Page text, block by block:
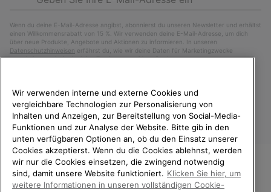
Wenn du deine E-Mail-Adresse angibst, abonnierst du unseren Newsletter und erhältst
einen Willkommensrabatt von 15 %. Wir verwenden deine E-Mail-Adresse, um dich
über neue Produkte, Angebote und Aktionen zu informieren. In unseren
Datenschutzhinweisen erfährst du, wie wir deine Daten für Marketingzwecke
verarbeiten und wie du deine Zustimmung widerrufen kannst.
Österreich
WILLKOMMEN BEI SOREL.
Wir verwenden interne und externe Cookies und
vergleichbare Technologien zur Personalisierung von
Inhalten und Anzeigen, zur Bereitstellung von Social-Media-
Funktionen und zur Analyse der Website. Bitte gib in den
unten verfügbaren Optionen an, ob du den Einsatz unserer
Cookies akzeptierst. Wenn du die Cookies ablehnst, werden
wir nur die Cookies einsetzen, die zwingend notwendig
sind, damit unsere Website funktioniert. Klicken Sie hier, um
weitere Informationen in unseren vollständigen Cookie-